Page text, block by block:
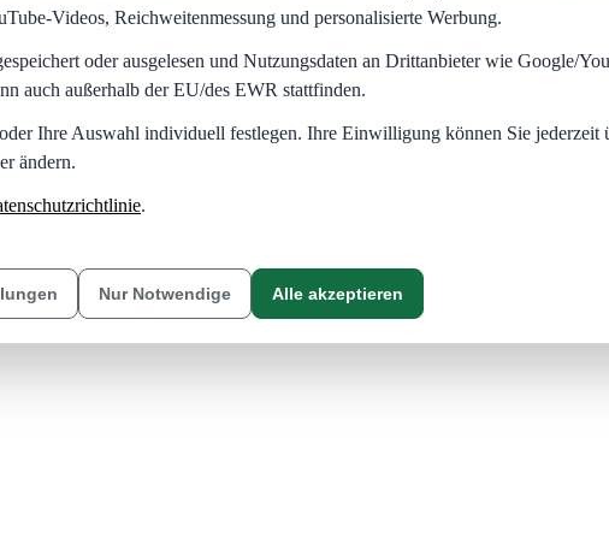
Videos, Reichweitenmessung und personalisierte Werbung.
oder ausgelesen und Nutzungsdaten an Drittanbieter wie Google/
auch außerhalb der EU/des EWR stattfinden.
Ihre Auswahl individuell festlegen. Ihre Einwilligung können Sie jederzeit
ändern.
.
Nur Notwendige Alle akzeptieren